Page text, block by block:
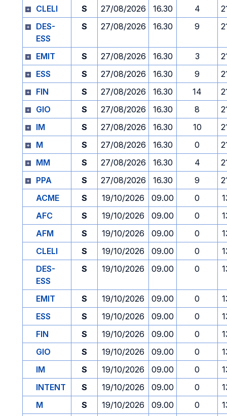
CLELI
S 27/08/2026 16.30 4
DES-
ESS
S 27/08/2026 16.30 9
EMIT S 27/08/2026 16.30 3
ESS
S 27/08/2026 16.30 9
FIN
S 27/08/2026 16.30 14
GIO
S 27/08/2026 16.30 8
IM
S 27/08/2026 16.30 10
M
S 27/08/2026 16.30 0
MM
S 27/08/2026 16.30 4
PPA
S 27/08/2026 16.30 9
ACME
S 19/10/2026 09.00 0
AFC
S 19/10/2026 09.00 0
AFM
S 19/10/2026 09.00 0
CLELI
S 19/10/2026 09.00 0
DES-
ESS
S 19/10/2026 09.00 0
EMIT S 19/10/2026 09.00 0
ESS
S 19/10/2026 09.00 0
FIN
S 19/10/2026 09.00 0
GIO
S 19/10/2026 09.00 0
IM
S 19/10/2026 09.00 0
INTENT
S 19/10/2026 09.00 0
M
S 19/10/2026 09.00 0